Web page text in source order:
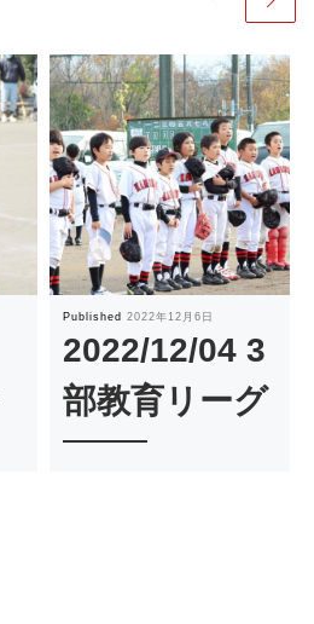
Published 2022年12月6日
2022/12/04 3
部教育リーグ